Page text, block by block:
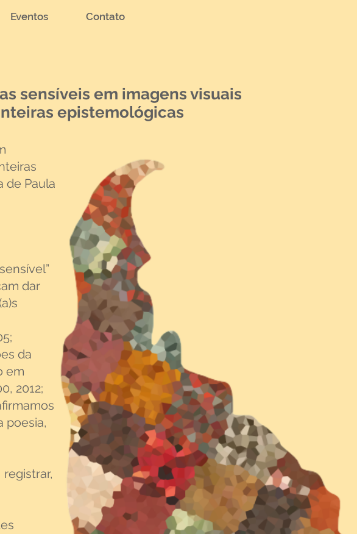
sensíveis em imagens visuais
epistemológicas
de Paula
dar
da
em
2012;
poesia,
Eventos Contato